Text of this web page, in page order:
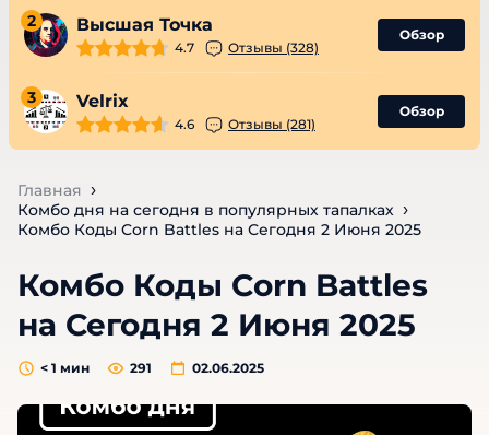
2 Высшая Точка
4.7 Отзывы (328)
Обзор
3 Velrix
4.6 Отзывы (281)
Обзор
Главная
Комбо дня на сегодня в популярных тапалках
Комбо Коды Corn Battles на Сегодня 2 Июня 2025
Комбо Коды Corn Battles
на Сегодня 2 Июня 2025
02.06.2025
< 1 мин 291